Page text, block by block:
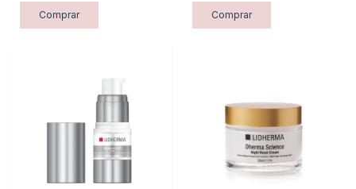
Comprar Comprar